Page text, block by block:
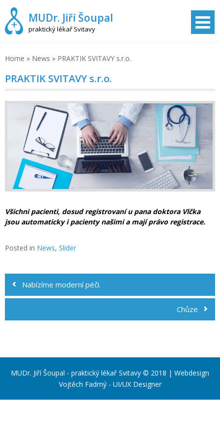
content
MUDr. Jiří Šoupal
praktický lékař Svitavy
Home » News » PRAKTIK SVITAVY s.r.o.
PRAKTIK SVITAVY s.r.o.
Všichni pacienti, dosud registrovaní u pana doktora Vlčka
jsou automaticky i pacienty našimi a mají právo registrace.
Posted in News, Slider
Navigace
pro
příspěvek
Nabízíme moderní péči.
Chůze
MUDr. Jiří Šoupal - praktický lékař Svitavy © 2018 | Webdesign
Vojtěch Fadrný - UI/UX Designer